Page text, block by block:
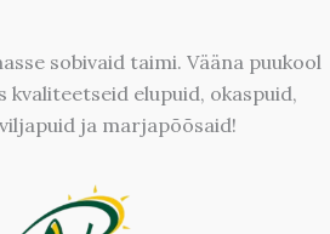
sobivaid taimi. Vääna puukool
kvaliteetseid elupuid, okaspuid,
ja marjapõõsaid!